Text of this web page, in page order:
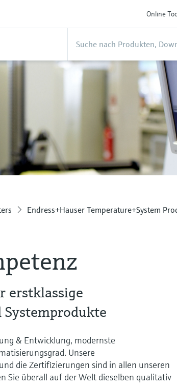
Online
Endress+Hauser Temperature+System
erstklassige
& Entwicklung, modernste
Unsere
die Zertifizierungen sind in allen unseren
Sie überall auf der Welt dieselben qualitativ